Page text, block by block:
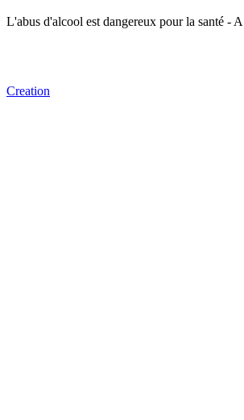
L'abus d'alcool est dangereux pour la santé -
Creation